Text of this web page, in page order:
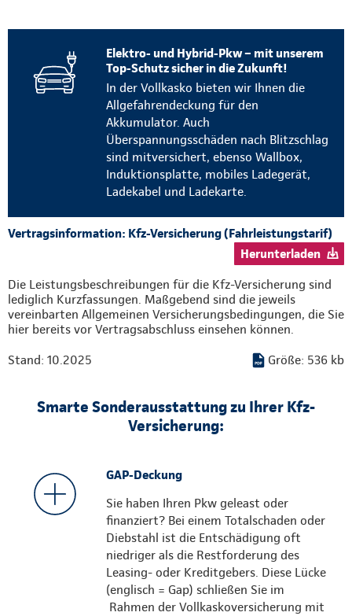
Elektro- und Hybrid-Pkw – mit unserem
Top-Schutz sicher in die Zukunft!
In der Vollkasko bieten wir Ihnen die
Allgefahrendeckung für den
Akkumulator. Auch
Überspannungsschäden nach Blitzschlag
sind mitversichert, ebenso Wallbox,
Induktionsplatte, mobiles Ladegerät,
Ladekabel und Ladekarte.
Vertragsinformation: Kfz-Versicherung (Fahrleistungstarif)
Herunterladen
Die Leistungsbeschreibungen für die Kfz-Versicherung sind
lediglich Kurzfassungen. Maßgebend sind die jeweils
vereinbarten Allgemeinen Versicherungsbedingungen, die Sie
hier bereits vor Vertragsabschluss einsehen können.
Stand: 10.2025 Größe: 536 kb
Smarte Sonderausstattung zu Ihrer Kfz-
Versicherung:
GAP-Deckung
Sie haben Ihren Pkw geleast oder
finanziert? Bei einem Totalschaden oder
Diebstahl ist die Entschädigung oft
niedriger als die Restforderung des
Leasing- oder Kreditgebers. Diese Lücke
(englisch = Gap) schließen Sie im
Rahmen der Vollkaskoversicherung mit